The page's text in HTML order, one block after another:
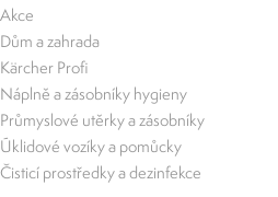
Akce
Dům a zahrada
Kärcher Profi
Náplně a zásobníky hygieny
Průmyslové utěrky a zásobníky
Úklidové vozíky a pomůcky
Čisticí prostředky a dezinfekce